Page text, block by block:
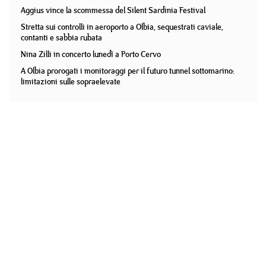
Aggius vince la scommessa del Silent Sardinia Festival
Stretta sui controlli in aeroporto a Olbia, sequestrati caviale,
contanti e sabbia rubata
Nina Zilli in concerto lunedì a Porto Cervo
A Olbia prorogati i monitoraggi per il futuro tunnel sottomarino:
limitazioni sulle sopraelevate